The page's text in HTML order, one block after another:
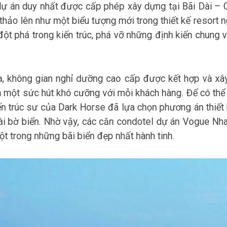
án duy nhất được cấp phép xây dựng tại Bãi Dài –
lên như một biểu tượng mới trong thiết kế resort
phá trong kiến trúc, phá vỡ những định kiến chung
không gian nghỉ dưỡng cao cấp được kết hợp và
một sức hút khó cưỡng với mỗi khách hàng. Để có
trúc sư của Dark Horse đã lựa chọn phương án
bờ biển. Nhờ vậy, các căn condotel dự án Vogue
trong những bãi biển đẹp nhất hành tinh.